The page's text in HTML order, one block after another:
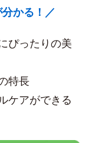
かる！／
ぴったりの美
特長
ケアができる